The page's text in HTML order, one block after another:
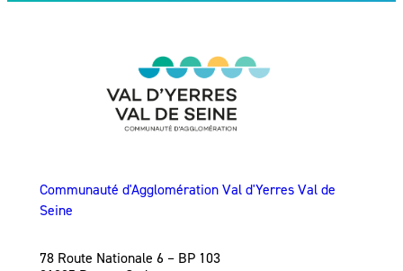
Communauté d'Agglomération Val d'Yerres Val de
Seine
78 Route Nationale 6 – BP 103